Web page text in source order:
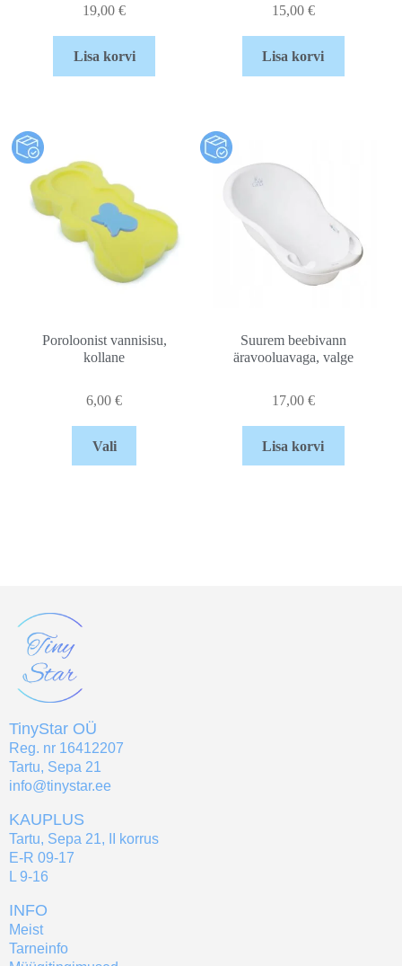
19,00€
Lisa korvi
15,00 €
Lisa korvi
Poroloonist vannisisu,
kollane
6,00€
Vali
Suurem beebivann
äravooluavaga, valge
17,00 €
Lisa korvi
TinyStar OÜ
Reg. nr 16412207
Tartu, Sepa 21
info@tinystar.ee
KAUPLUS
Tartu, Sepa 21, II korrus
E-R 09-17
L 9-16
INFO
Meist
Tarneinfo